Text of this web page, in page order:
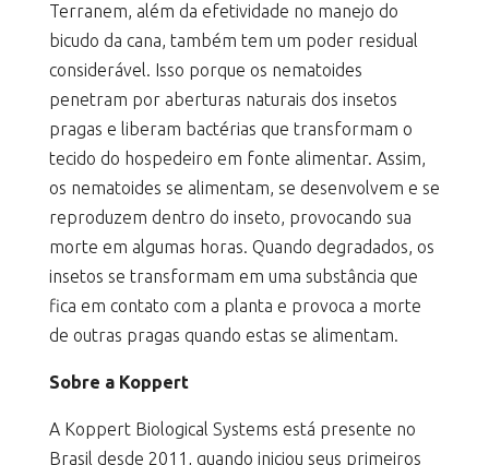
Terranem, além da efetividade no manejo do
bicudo da cana, também tem um poder residual
considerável. Isso porque os nematoides
penetram por aberturas naturais dos insetos
pragas e liberam bactérias que transformam o
tecido do hospedeiro em fonte alimentar. Assim,
os nematoides se alimentam, se desenvolvem e se
reproduzem dentro do inseto, provocando sua
morte em algumas horas. Quando degradados, os
insetos se transformam em uma substância que
fica em contato com a planta e provoca a morte
de outras pragas quando estas se alimentam.
Sobre a Koppert
A Koppert Biological Systems está presente no
Brasil desde 2011, quando iniciou seus primeiros